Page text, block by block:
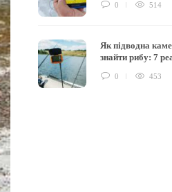
0 514
Як підводна
знайти рибу: 7
0 453